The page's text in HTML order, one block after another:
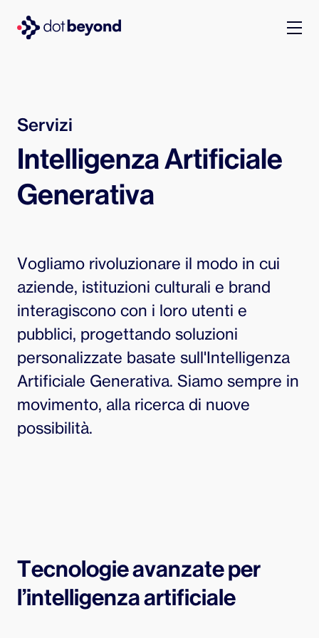
Servizi
Intelligenza Artificiale
Generativa
Vogliamo rivoluzionare il modo in cui
aziende, istituzioni culturali e brand
interagiscono con i loro utenti e
pubblici, progettando soluzioni
personalizzate basate sull'Intelligenza
Artificiale Generativa. Siamo sempre in
movimento, alla ricerca di nuove
possibilità.
Tecnologie avanzate per
l’intelligenza artificiale
what we do
portfolio
dot labs
it